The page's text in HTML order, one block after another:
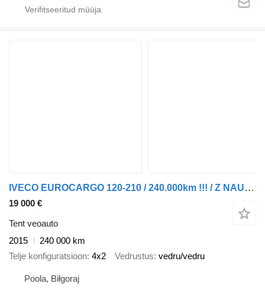
IVECO EUROCARGO 120-210 / 240.000km !!! / Z NAUKI JAZDY / ESP / 12T /
19 000 €
Tent veoauto
2015
240 000 km
Telje konfiguratsioon 4x2 Vedrustus vedru/vedru
Poola, Biłgoraj